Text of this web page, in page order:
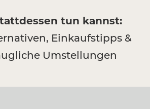
tun kannst:
Einkaufstipps &
Umstellungen